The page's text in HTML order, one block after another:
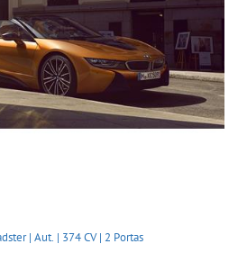
| Aut. | 374 CV | 2 Portas